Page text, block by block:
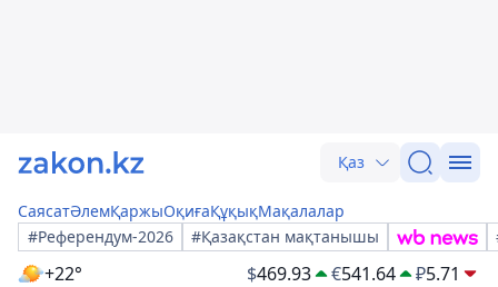
Қаз
СаясатӘлемҚаржыОқиғаҚұқықМақалалар
#Референдум-2026
#Қазақстан мақтанышы
+22° $469.93 €541.64 ₽5.71